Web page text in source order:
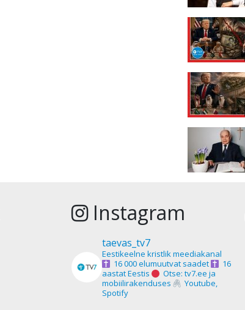
Instagram
taevas_tv7
Eestikeelne kristlik meediakanal
16 000 elumuutvat saadet
16
aastat Eestis
Otse: tv7.ee ja
mobiilirakenduses
Youtube,
Spotify